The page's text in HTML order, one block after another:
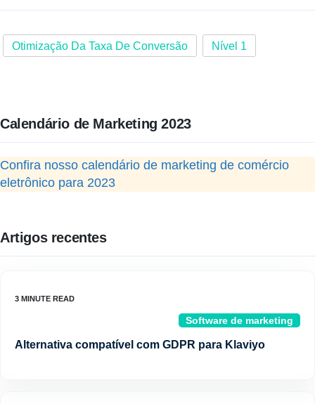
Otimização Da Taxa De Conversão Nível 1
Calendário de Marketing 2023
Confira nosso calendário de marketing de comércio
eletrônico para 2023
Artigos recentes
Software de marketing
Alternativa compatível com GDPR para Klaviyo